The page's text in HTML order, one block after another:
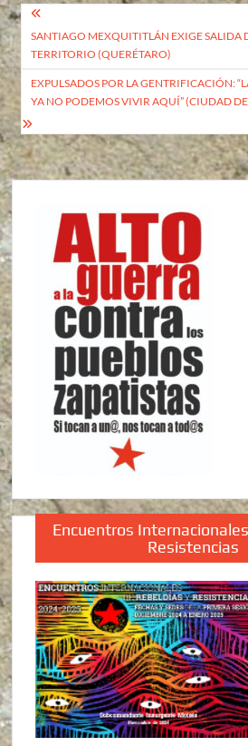
Navegación
de
entradas
SANTIAGO MEXQUITITLÁN EXIGE SALIDA
TERRITORIO (QUERÉTARO)
EXPULSADOS POR LA GENTRIFICACIÓN:
YA NO PODEMOS VIVIR AQUÍ” (CIUDAD
Encuentros
Resistencias